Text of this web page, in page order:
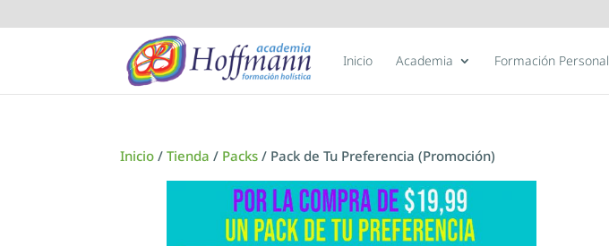
Inicio Academia Formación Personal
Inicio /Tienda / Packs / Pack de Tu Preferencia (Promoción)